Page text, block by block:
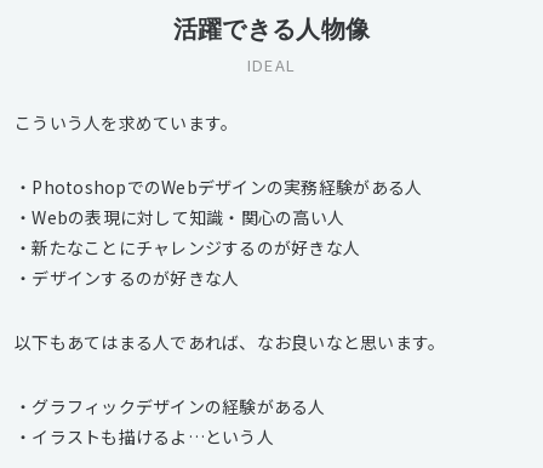
活躍できる人物像
IDEAL
こういう人を求めています。
・PhotoshopでのWebデザインの実務経験がある人
・Webの表現に対して知識・関心の高い人
・新たなことにチャレンジするのが好きな人
・デザインするのが好きな人
以下もあてはまる人であれば、なお良いなと思います。
・グラフィックデザインの経験がある人
・イラストも描けるよ…という人